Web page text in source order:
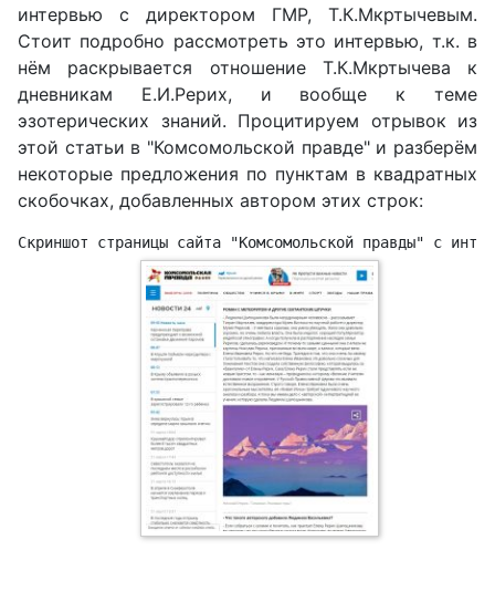
интервью с директором ГМР, Т.К.Мкртычевым.
Стоит подробно рассмотреть это интервью, т.к. в
нём раскрывается отношение Т.К.Мкртычева к
дневникам Е.И.Рерих, и вообще к теме
эзотерических знаний. Процитируем отрывок из
этой статьи в "Комсомольской правде" и разберём
некоторые предложения по пунктам в квадратных
скобочках, добавленных автором этих строк:
Скриншот страницы сайта "Комсомольской правды" с